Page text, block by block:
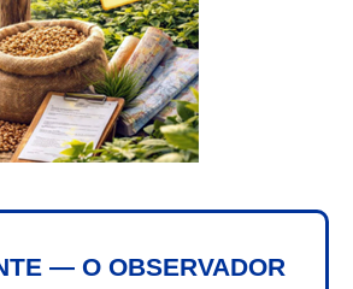
— O OBSERVADOR